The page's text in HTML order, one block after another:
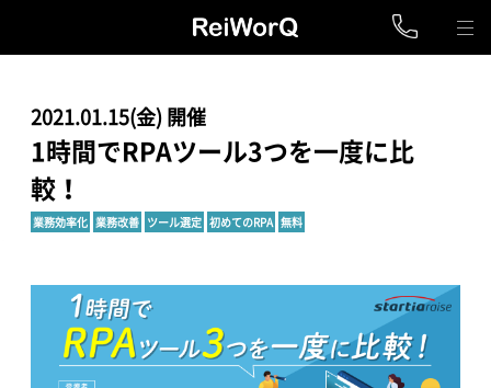
2021.01.15(金) 開催
1時間でRPAツール3つを一度に比
較！
業務効率化 業務改善 ツール選定 初めてのRPA 無料